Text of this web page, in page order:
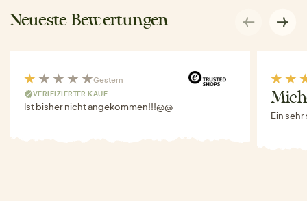
Neueste Bewertungen
Gestern
VERIFIZIERTER KAUF
Ist bisher nicht angekommen!!!@@
Ein